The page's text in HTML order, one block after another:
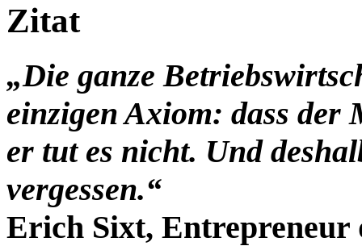
Zitat
„Die ganze
einzigen Axiom: dass der
er tut es nicht. Und
vergessen.“
Erich Sixt, Entrepreneur